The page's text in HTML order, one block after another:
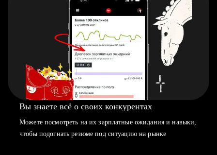
Вы знаете всё о своих конкурентах
Можете посмотреть на их зарплатные ожидания и навыки,
чтобы подогнать резюме под ситуацию на рынке